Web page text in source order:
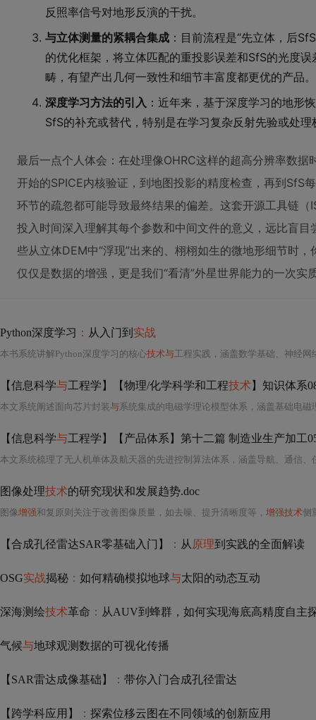
反照率信号对地形反演的干扰。
与立体测量的紧耦合集成 ：目前流程是“先立体，后
的优化框架，将立体匹配的重投影误差和SfS的光度
畴，有望产出几何一致性和细节丰富度都更优的产品。
深度学习方法的引入 ：近年来，基于深度学习的地形
SfS的补充或替代，特别是在学习复杂反射先验或处
最后一点个人体会：在处理像OHRC这样的超高分辨率数据
开始的SPICE内核验证，到地图投影的精度检查，再到SfS
环节的疏忽都可能导致最终结果的偏差。这套开源工具链
投入时间深入理解其每个参数和中间文件的意义，远比盲
些从立体DEM中“浮现”出来的、栩栩如生的微地形细节时
仅仅是数据的增强，更是我们“看清”外星世界能力的一次实
Python深度学习 ： 从入门到 实战
本书系统讲解Python深度学习的核心技术与工程实践，涵盖数学基础、神经网
【信息科学与工程学】【物理/化学科学和工程技术】知识体系081 磁
本文系统阐述面向芯片封装与系统集成的电磁学理论模型体系，涵盖基础电磁理论、数
【信息科学与工程学】【产品体系】第十二篇 制造业生产加
图像处理技术的研究现状和发展趋势.doc
图像增强和复原则关注于改善图像质量，如去噪、提升清晰度等， 增强技术侧
【合成孔径雷达SAR零基础入门】 ： 从 原理到实践的全面解读
OSG实战揭秘 ： 如何精确模拟地球与太阳的动态互动
深海测绘技术革命 ： 从AUV到蜂群，如何实现海底高精度自主
气候与地球观测数据的可视化传播
【SAR雷达成像基础】 ： 带你入门合成孔径雷达
【跨学科应用】 ： 探索位移云图在不同领域的创新应用